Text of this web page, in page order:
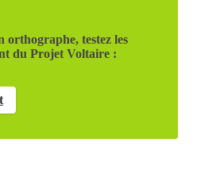
orthographe, testez les
du Projet Voltaire :